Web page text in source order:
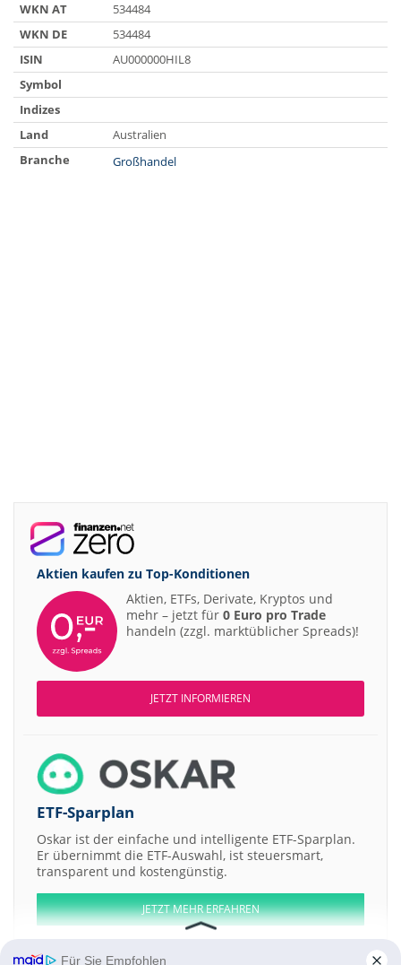
WKN AT
534484
WKN DE
534484
ISIN
AU000000HIL8
Symbol
Indizes
Land
Australien
Branche
Großhandel
Aktien kaufen zu Top-Konditionen
Aktien, ETFs, Derivate, Kryptos und
mehr – jetzt für 0 Euro pro Trade
handeln (zzgl. marktüblicher Spreads)!
JETZT INFORMIEREN
ETF-Sparplan
Oskar ist der einfache und intelligente ETF-Sparplan.
Er übernimmt die ETF-Auswahl, ist steuersmart,
transparent und kostengünstig.
JETZT MEHR ERFAHREN
Für Sie Empfohlen